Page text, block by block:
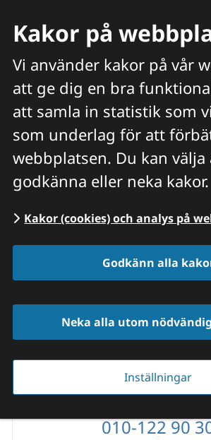
Kakor på
Vi använder kakor på vår
att ge dig en bra
att samla in statistik som
som underlag för att
webbplatsen. Du kan välja
godkänna eller neka kakor.
Kakor (cookies) och analys på
Godkänn alla
Neka alla utom
Inställningar
Meny Hitta veterinär
Start / Hitta veterinär /
Väderstad
Väderstad
Folkungavägen 52,
Väderstad
010-122 90